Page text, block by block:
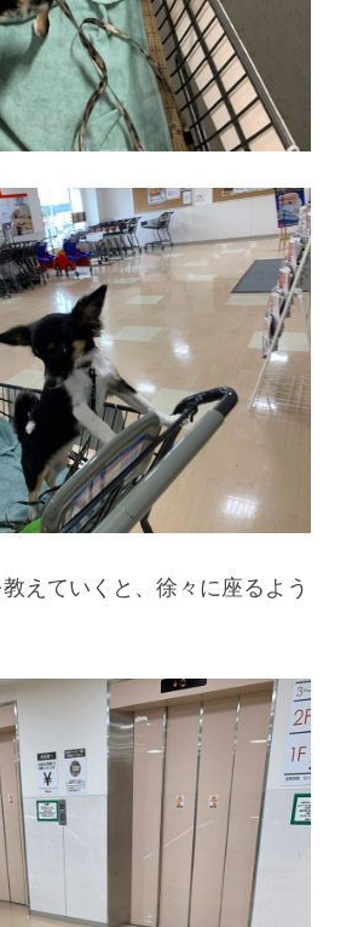
えていくと、徐々に座るよう